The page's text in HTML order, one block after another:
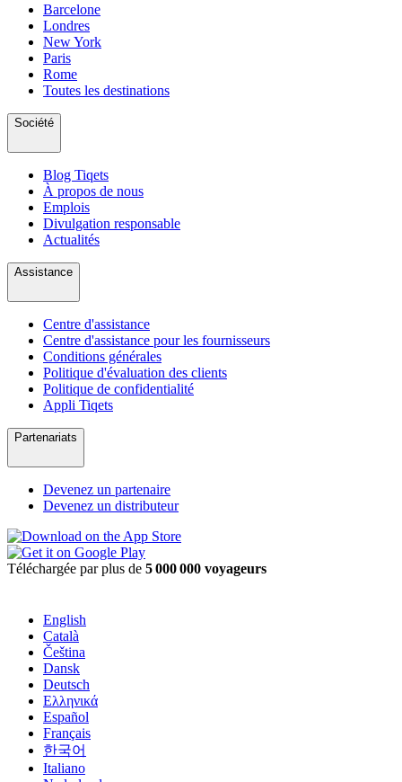
Barcelone
Londres
New York
Paris
Rome
Toutes les destinations
Société
Blog Tiqets
À propos de nous
Emplois
Divulgation responsable
Actualités
Assistance
Centre d'assistance
Centre d'assistance pour les fournisseurs
Conditions générales
Politique d'évaluation des clients
Politique de confidentialité
Appli Tiqets
Partenariats
Devenez un partenaire
Devenez un distributeur
Téléchargée par plus de 5 000 000 voyageurs
English
Català
Čeština
Dansk
Deutsch
Ελληνικά
Español
Français
한국어
Italiano